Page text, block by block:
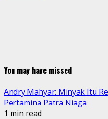
You may have missed
Andry Mahyar: Minyak Itu
Pertamina Patra Niaga
1 min read